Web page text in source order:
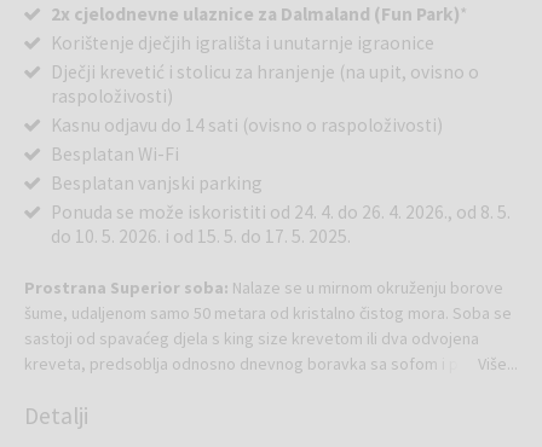
2x cjelodnevne ulaznice za Dalmaland (Fun Park)*
Korištenje dječjih igrališta i unutarnje igraonice
Dječji krevetić i stolicu za hranjenje (na upit, ovisno o
raspoloživosti)
Kasnu odjavu do 14 sati (ovisno o raspoloživosti)
Besplatan Wi-Fi
Besplatan vanjski parking
Ponuda se može iskoristiti od 24. 4. do 26. 4. 2026., od 8. 5.
do 10. 5. 2026. i od 15. 5. do 17. 5. 2025.
Prostrana Superior soba: Nalaze se u mirnom okruženju borove
šume, udaljenom samo 50 metara od kristalno čistog mora. Soba se
sastoji od spavaćeg djela s king size krevetom ili dva odvojena
kreveta, predsoblja odnosno dnevnog boravka sa sofom i pisaćim
Prostrana kupaonica je opremljene walk in tušem, podnim grijanjem,
Više...
Detalji